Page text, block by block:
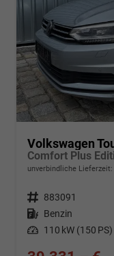
Volkswagen
unverbindliche
Fahrzeugnr. 883091
Kraftstoff Benzin
Leistung 110 kW (150 PS)